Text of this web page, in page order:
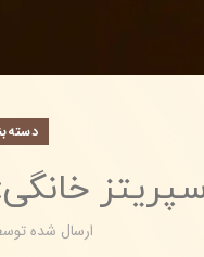
ارسال شده